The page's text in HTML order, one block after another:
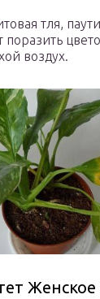
тля,
поразить
воздух.
Женское